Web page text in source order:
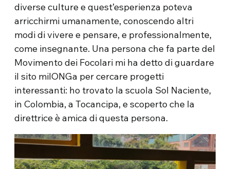
diverse culture e quest’esperienza poteva
arricchirmi umanamente, conoscendo altri
modi di vivere e pensare, e professionalmente,
come insegnante. Una persona che fa parte del
Movimento dei Focolari mi ha detto di guardare
il sito milONGa per cercare progetti
interessanti: ho trovato la scuola Sol Naciente,
in Colombia, a Tocancipa, e scoperto che la
direttrice è amica di questa persona.